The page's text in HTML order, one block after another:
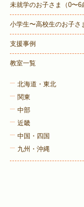
未就学のお子さま （0〜6
小学生〜高校生のお子さ
支援事例
教室一覧
北海道・東北
関東
中部
近畿
中国・四国
九州・沖縄